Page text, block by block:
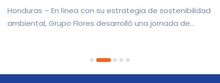
Honduras – En línea con su estrategia de sostenibilidad
ambiental, Grupo Flores desarrolló una jornada de